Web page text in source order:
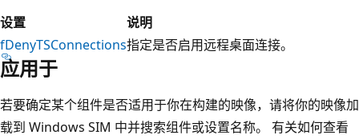
设置
说明
fDenyTSConnections指定是否启用远程桌面连接。
应用于
若要确定某个组件是否适用于你在构建的映像，请将你的映像加
载到 Windows SIM 中并搜索组件或设置名称。 有关如何查看